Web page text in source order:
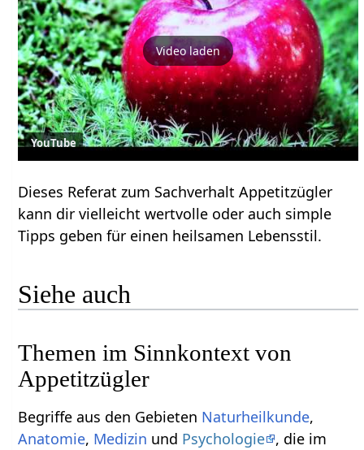
Video laden
YouTube
Dieses Referat zum Sachverhalt Appetitzügler
kann dir vielleicht wertvolle oder auch simple
Tipps geben für einen heilsamen Lebensstil.
Siehe auch
Themen im Sinnkontext von
Appetitzügler
Begriffe aus den Gebieten Naturheilkunde,
Anatomie, Medizin und Psychologie , die im